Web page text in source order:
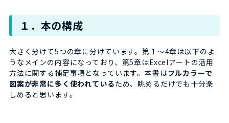
１．本の構成
大きく分けて5つの章に分けています。第１～4章は以下のよ
うなメインの内容になっており、第5章はExcelアートの活用
方法に関する補足事項となっています。本書はフルカラーで
図案が非常に多く使われているため、眺めるだけでも十分楽
しめると思います。